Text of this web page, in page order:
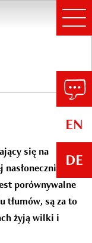
EN
DE
się na
nasłoneczniony
porównywalne
tłumów, są za to
żyją wilki i